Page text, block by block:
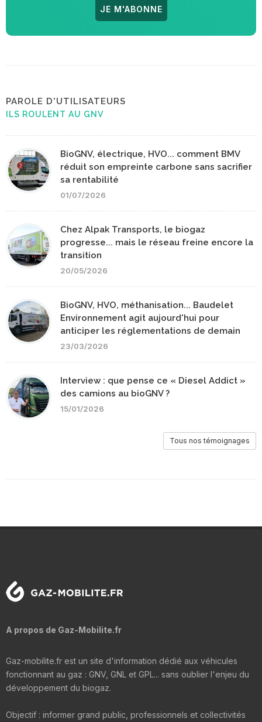
JE M'ABONNE
PAROLE D'UTILISATEURS
ILS ROULENT AU GNV
BioGNV, électrique, HVO... comment BMV
réduit son empreinte carbone sans sacrifier
sa rentabilité
01/07/2026
Chez Alpak Transports, le biogaz
progresse... mais le réseau freine encore la
transition
20/05/2026
BioGNV, HVO, méthanisation... Baudelet
Environnement agit aujourd'hui pour
anticiper les réglementations de demain
23/03/2026
Interview : que pense ce « Diesel Addict »
des camions au bioGNV ?
15/01/2026
Tous nos témoignages
A propos de Gaz-Mobilite.fr
Gaz-mobilite.fr est un site d'information dédié aux véhicules
fonctionnant au gaz : GNV, GNL et GPL... sans oublier l'enjeu du
développement du biogaz.
Objectif : informer grand public, professionnels et collectivités